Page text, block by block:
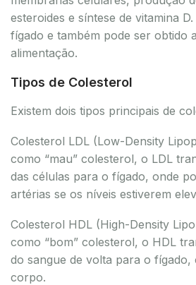
esteroides e síntese de vitamina
fígado e também pode ser obtido
alimentação.
Tipos de Colesterol
Existem dois tipos principais de
Colesterol LDL (Low-Density
como “mau” colesterol, o LDL
das células para o fígado, onde
artérias se os níveis estiverem
Colesterol HDL (High-Density
como “bom” colesterol, o HDL
do sangue de volta para o fígado,
corpo.